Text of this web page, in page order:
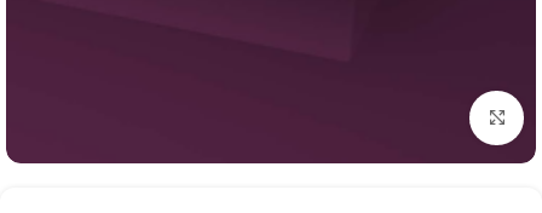
بزرگنمایی تصویر